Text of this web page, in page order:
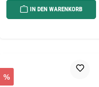
IN DEN WARENKORB
%